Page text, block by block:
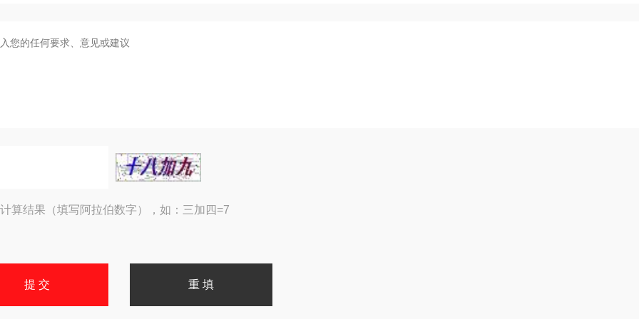
算结果（填写阿拉伯数字），如：三加四=7